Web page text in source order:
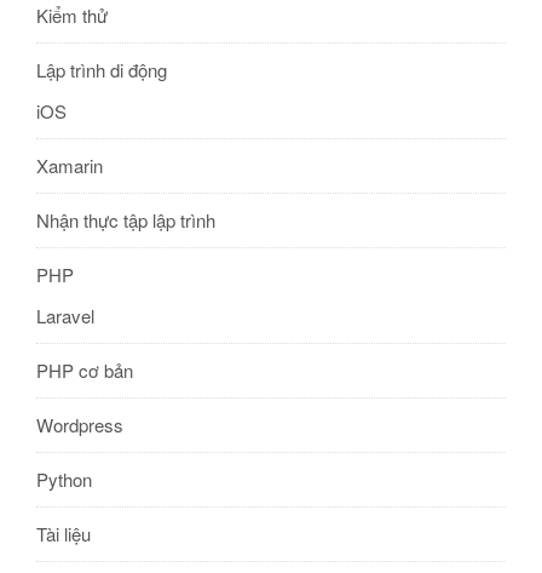
Kiểm thử
Lập trình di động
iOS
Xamarin
Nhận thực tập lập trình
PHP
Laravel
PHP cơ bản
Wordpress
Python
Tài liệu